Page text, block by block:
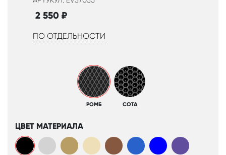
2 550 ₽
ПО ОТДЕЛЬНОСТИ
РОМБ СОТА
ЦВЕТ МАТЕРИАЛА